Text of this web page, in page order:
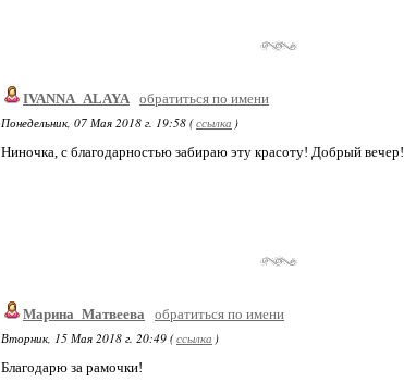
IVANNA_ALAYA обратиться по имени
Понедельник, 07 Мая 2018 г. 19:58 (ссылка )
Ниночка, с благодарностью забираю эту красоту! Добрый вечер!
Марина_Матвеева
обратиться по имени
Вторник, 15 Мая 2018 г. 20:49 (ссылка )
Благодарю за рамочки!